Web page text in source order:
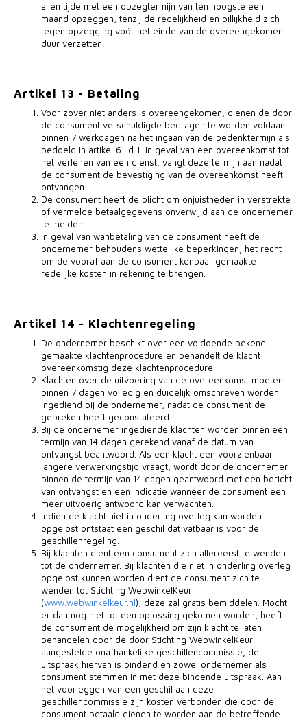
allen tijde met een opzegtermijn van ten hoogste een
maand opzeggen, tenzij de redelijkheid en billijkheid zich
tegen opzegging vóór het einde van de overeengekomen
duur verzetten.
Artikel 13 - Betaling
Voor zover niet anders is overeengekomen, dienen de door
de consument verschuldigde bedragen te worden voldaan
binnen 7 werkdagen na het ingaan van de bedenktermijn als
bedoeld in artikel 6 lid 1. In geval van een overeenkomst tot
het verlenen van een dienst, vangt deze termijn aan nadat
de consument de bevestiging van de overeenkomst heeft
ontvangen.
De consument heeft de plicht om onjuistheden in verstrekte
of vermelde betaalgegevens onverwijld aan de ondernemer
te melden.
In geval van wanbetaling van de consument heeft de
ondernemer behoudens wettelijke beperkingen, het recht
om de vooraf aan de consument kenbaar gemaakte
redelijke kosten in rekening te brengen.
Artikel 14 - Klachtenregeling
De ondernemer beschikt over een voldoende bekend
gemaakte klachtenprocedure en behandelt de klacht
overeenkomstig deze klachtenprocedure.
Klachten over de uitvoering van de overeenkomst moeten
binnen 7 dagen volledig en duidelijk omschreven worden
ingediend bij de ondernemer, nadat de consument de
gebreken heeft geconstateerd.
Bij de ondernemer ingediende klachten worden binnen een
termijn van 14 dagen gerekend vanaf de datum van
ontvangst beantwoord. Als een klacht een voorzienbaar
langere verwerkingstijd vraagt, wordt door de ondernemer
binnen de termijn van 14 dagen geantwoord met een bericht
van ontvangst en een indicatie wanneer de consument een
meer uitvoerig antwoord kan verwachten.
Indien de klacht niet in onderling overleg kan worden
opgelost ontstaat een geschil dat vatbaar is voor de
geschillenregeling.
Bij klachten dient een consument zich allereerst te wenden
tot de ondernemer. Bij klachten die niet in onderling overleg
opgelost kunnen worden dient de consument zich te
wenden tot Stichting WebwinkelKeur
(www.webwinkelkeur.nl), deze zal gratis bemiddelen. Mocht
er dan nog niet tot een oplossing gekomen worden, heeft
de consument de mogelijkheid om zijn klacht te laten
behandelen door de door Stichting WebwinkelKeur
aangestelde onafhankelijke geschillencommissie, de
uitspraak hiervan is bindend en zowel ondernemer als
consument stemmen in met deze bindende uitspraak. Aan
het voorleggen van een geschil aan deze
geschillencommissie zijn kosten verbonden die door de
consument betaald dienen te worden aan de betreffende